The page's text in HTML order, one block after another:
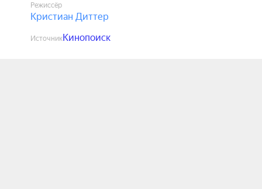
Режиссёр
Кристиан Диттер
ИсточникКинопоиск